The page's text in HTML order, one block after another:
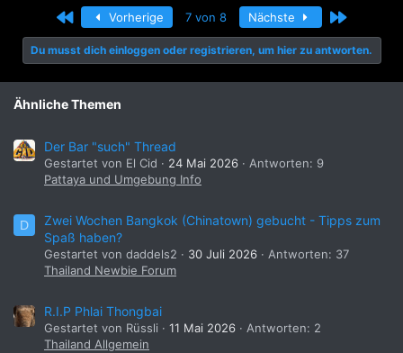
Erste Vorherige 7 von 8 Nächste Letzte
Du musst dich einloggen oder registrieren, um hier zu antworten.
Ähnliche Themen
Der Bar "such" Thread
Gestartet von El Cid 24 Mai 2026
Antworten: 9
Pattaya und Umgebung Info
D
Zwei Wochen Bangkok (Chinatown) gebucht - Tipps zum
Spaß haben?
Gestartet von daddels2 30 Juli 2026
Antworten: 37
Thailand Newbie Forum
R.I.P Phlai Thongbai
Gestartet von Rüssli 11 Mai 2026
Antworten: 2
Thailand Allgemein